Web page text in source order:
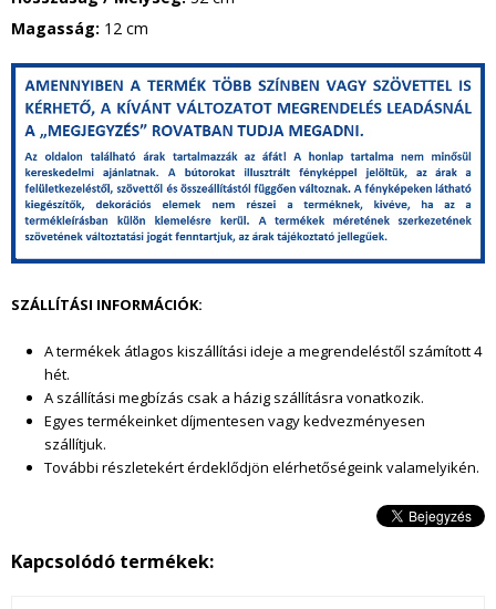
Magasság: 12 cm
g
k
e
l
p
SZÁLLÍTÁSI INFORMÁCIÓK:
A termékek átlagos kiszállítási ideje a megrendeléstől számított 4
hét.
A szállítási megbízás csak a házig szállításra vonatkozik.
Egyes termékeinket díjmentesen vagy kedvezményesen
szállítjuk.
További részletekért érdeklődjön elérhetőségeink valamelyikén.
Kapcsolódó termékek: